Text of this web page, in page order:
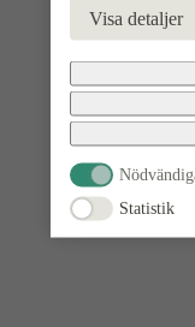
radering, gällande
godkänna statistik
Visa detaljer
Statistik